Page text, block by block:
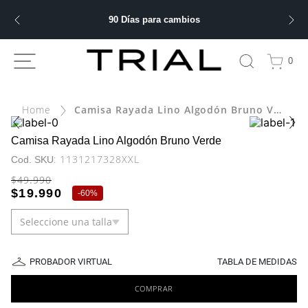
90 Días para cambios
0
Camisa Rayada Lino Algodón Bruno Verde
Camisa Rayada Lino Algodón Bruno Verde
: 1131217328XXL
$49.990
$19.990 -60%
Seleccione una talla
PROBADOR VIRTUAL TABLA DE MEDIDAS
COMPRAR
BUSCADOS